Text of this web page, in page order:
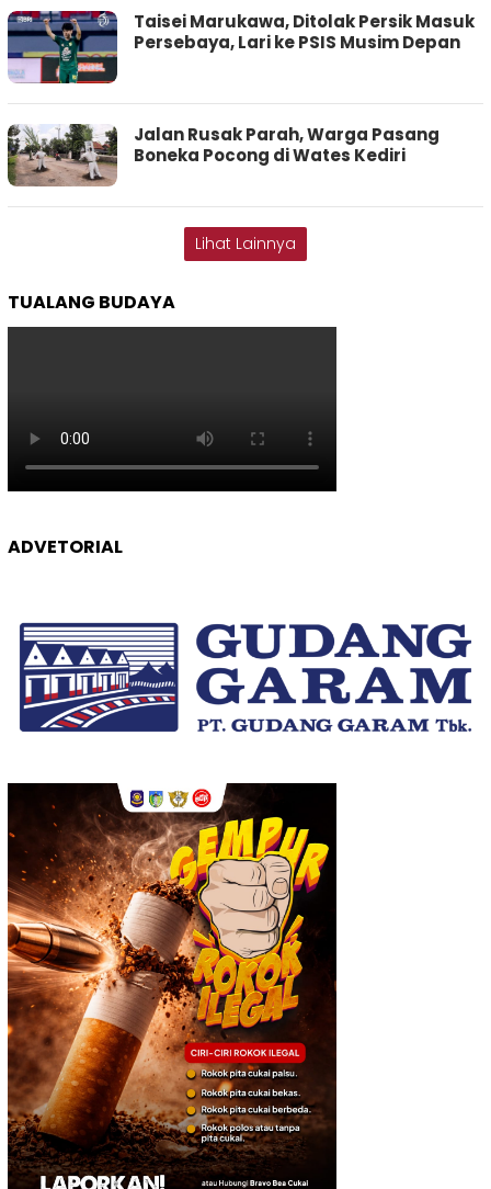
Taisei Marukawa, Ditolak Persik Masuk
Persebaya, Lari ke PSIS Musim Depan
Jalan Rusak Parah, Warga Pasang
Boneka Pocong di Wates Kediri
Lihat Lainnya
TUALANG BUDAYA
ADVETORIAL